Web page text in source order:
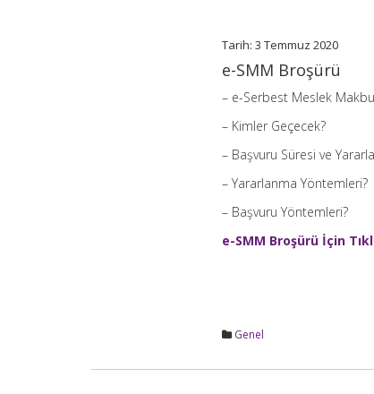
Tarih: 3 Temmuz 2020
e-SMM Broşürü
– e-Serbest Meslek
– Kimler Geçecek?
– Başvuru Süresi ve
– Yararlanma Yöntemleri?
– Başvuru Yöntemleri?
e-SMM Broşürü İçin
Genel